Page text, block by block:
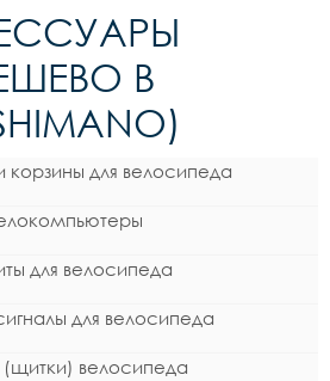
В
корзины для велосипеда
для велосипеда
для велосипеда
(щитки) велосипеда